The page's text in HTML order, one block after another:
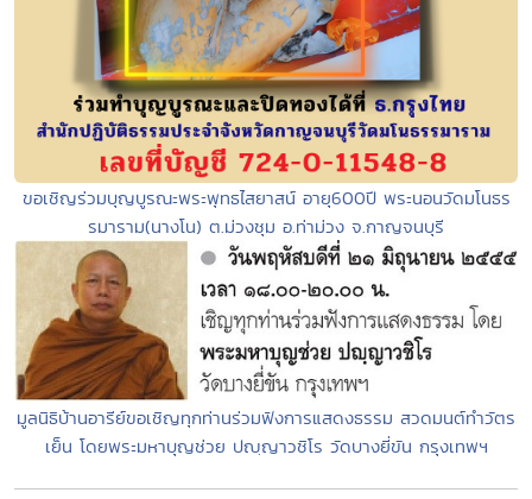
ขอเชิญร่วมบุญบูรณะพระพุทธไสยาสน์ อายุ600ปี พระนอนวัดมโนธร
รมาราม(นางโน) ต.ม่วงชุม อ.ท่าม่วง จ.กาญจนบุรี
มูลนิธิบ้านอารีย์ขอเชิญทุกท่านร่วมฟังการแสดงธรรม สวดมนต์ทำวัตร
เย็น โดยพระมหาบุญช่วย ปญฺญาวชิโร วัดบางยี่ขัน กรุงเทพฯ